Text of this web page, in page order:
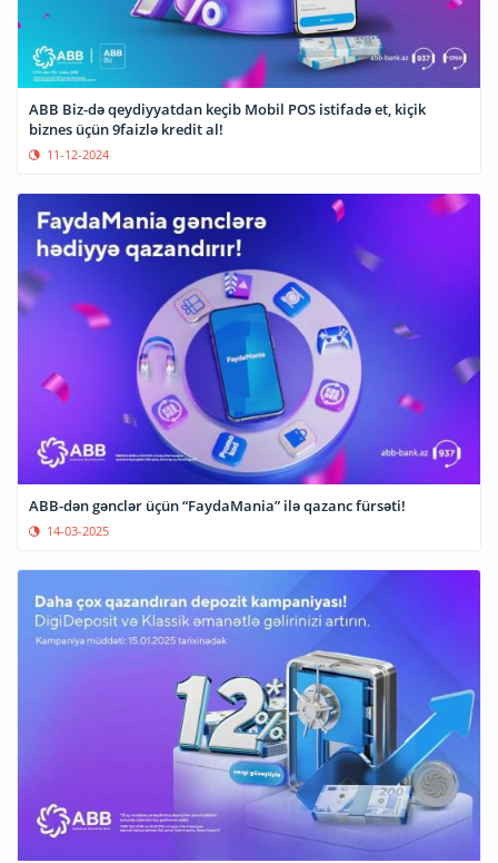
ABB Biz-də qeydiyyatdan keçib Mobil POS istifadə et, kiçik
biznes üçün 9faizlə kredit al!
11-12-2024
ABB-dən gənclər üçün “FaydaMania” ilə qazanc fürsəti!
14-03-2025